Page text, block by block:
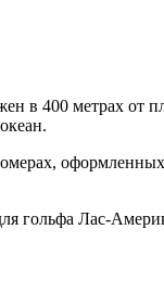
в 400 метрах
гольфа Лас-